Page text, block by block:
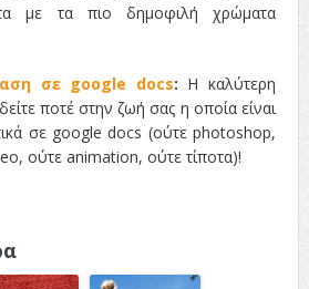
με τα πιο δημοφιλή χρώματα
σε google docs: Η καλύτερη
ποτέ στην ζωή σας η οποία είναι
σε google docs (ούτε photoshop,
ούτε animation, ούτε τίποτα)!